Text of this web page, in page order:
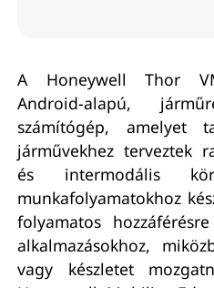
A Honeywell Thor
Android-alapú,
számítógép, amelyet
járművekhez terveztek
és intermodális
munkafolyamatokhoz
folyamatos
alkalmazásokhoz,
vagy készletet